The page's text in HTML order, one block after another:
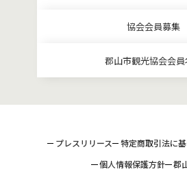
協会会員募集
郡山市観光協会会員
プレスリリース 特定商取引法に
個人情報保護方針
郡